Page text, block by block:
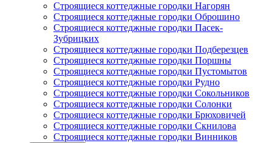
Строящиеся коттеджные городки Нагорян
Строящиеся коттеджные городки Оброшино
Строящиеся коттеджные городки Пасек-
Зубрицких
Строящиеся коттеджные городки Подберезцев
Строящиеся коттеджные городки Поршны
Строящиеся коттеджные городки Пустомытов
Строящиеся коттеджные городки Рудно
Строящиеся коттеджные городки Сокольников
Строящиеся коттеджные городки Солонки
Строящиеся коттеджные городки Брюховичей
Строящиеся коттеджные городки Скнилова
Строящиеся коттеджные городки Винников